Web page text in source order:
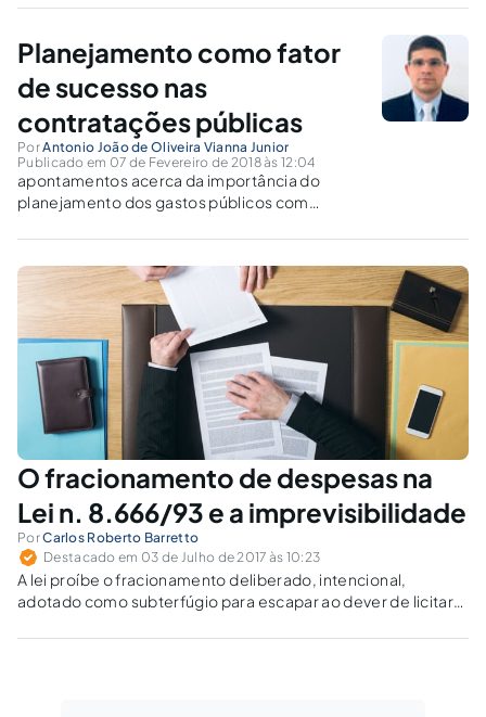
especial para analisar as propostas
Planejamento como fator
de sucesso nas
contratações públicas
PorAntonio João de Oliveira Vianna Junior
Publicado em 07 de Fevereiro de 2018 às 12:04
apontamentos acerca da importância do
planejamento dos gastos públicos com
O fracionamento de despesas na
Lei n. 8.666/93 e a imprevisibilidade
PorCarlos Roberto Barretto
Destacado em 03 de Julho de 2017 às 10:23
A lei proíbe o fracionamento deliberado, intencional,
adotado como subterfúgio para escapar ao dever de licitar